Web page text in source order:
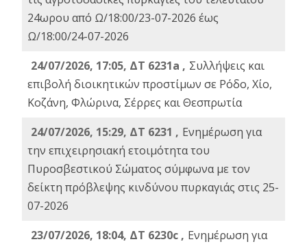
24ωρου από Ω/18:00/23-07-2026 έως
Ω/18:00/24-07-2026
24/07/2026, 17:05, ΔΤ 6231a , Συλλήψεις και
επιβολή διοικητικών προστίμων σε Ρόδο, Χίο,
Κοζάνη, Φλώρινα, Σέρρες και Θεσπρωτία
24/07/2026, 15:29, ΔΤ 6231 , Ενημέρωση για
την επιχειρησιακή ετοιμότητα του
Πυροσβεστικού Σώματος σύμφωνα με τον
δείκτη πρόβλεψης κινδύνου πυρκαγιάς στις 25-
07-2026
23/07/2026, 18:04, ΔΤ 6230c , Ενημέρωση για